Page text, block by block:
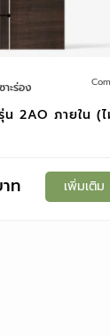
าะร่อง
น 2AO ภายใน (
เพิ่มเติม